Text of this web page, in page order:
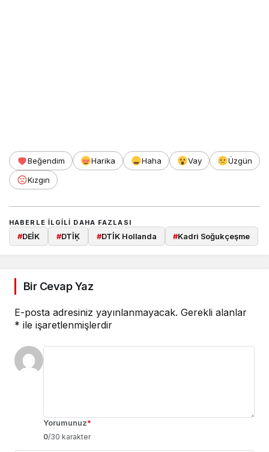
Beğendim Harika Haha Vay
Üzgün
Kızgın
HABERLE ILGILI DAHA FAZLASI
#DEİK #DTİĶ #DTİK Hollanda #Kadri Soğukçeşme
Bir Cevap Yaz
E-posta adresiniz yayınlanmayacak. Gerekli alanlar
* ile işaretlenmişlerdir
Yorumunuz*
0/30 karakter